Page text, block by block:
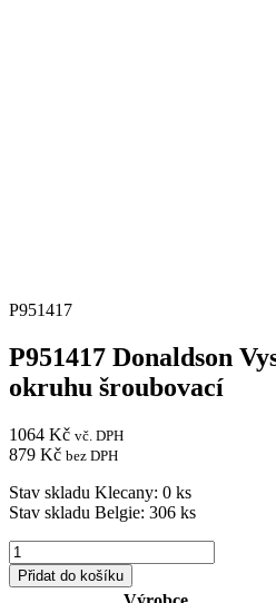
P951417
P951417 Donaldson
okruhu šroubovací
1064 Kč vč. DPH
879 Kč bez DPH
Stav skladu Klecany: 0 ks
Stav skladu Belgie: 306 ks
P951417
Donaldson
Vysoušeč
Přidat do košíku